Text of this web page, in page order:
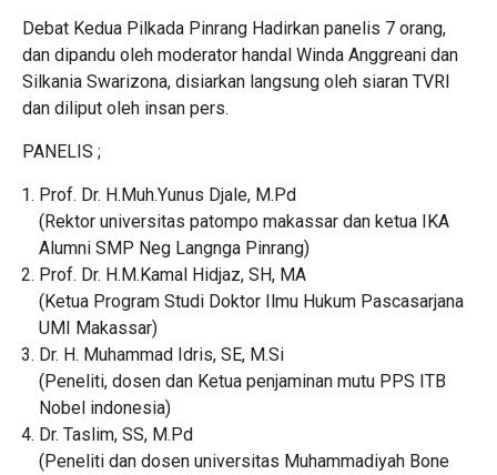
Debat Kedua Pilkada Pinrang Hadirkan panelis 7 orang,
dan dipandu oleh moderator handal Winda Anggreani dan
Silkania Swarizona, disiarkan langsung oleh siaran TVRI
dan diliput oleh insan pers.
PANELIS ;
Prof. Dr. H.Muh.Yunus Djale, M.Pd
(Rektor universitas patompo makassar dan ketua IKA
Alumni SMP Neg Langnga Pinrang)
Prof. Dr. H.M.Kamal Hidjaz, SH, MA
(Ketua Program Studi Doktor Ilmu Hukum Pascasarjana
UMI Makassar)
Dr. H. Muhammad Idris, SE, M.Si
(Peneliti, dosen dan Ketua penjaminan mutu PPS ITB
Nobel indonesia)
Dr. Taslim, SS, M.Pd
(Peneliti dan dosen universitas Muhammadiyah Bone